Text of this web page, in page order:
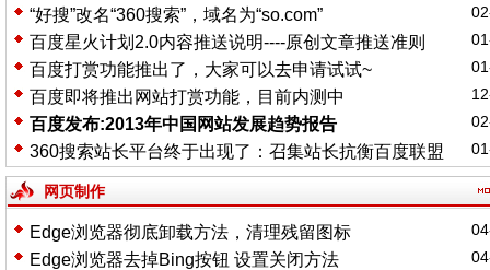
“好搜”改名“360搜索”，域名为“so.com”
百度星火计划2.0内容推送说明----原创文章推送准则
百度打赏功能推出了，大家可以去申请试试~
百度即将推出网站打赏功能，目前内测中
百度发布:2013年中国网站发展趋势报告
360搜索站长平台终于出现了：召集站长抗衡百度联盟
网页制作
Edge浏览器彻底卸载方法，清理残留图标
Edge浏览器去掉Bing按钮 设置关闭方法